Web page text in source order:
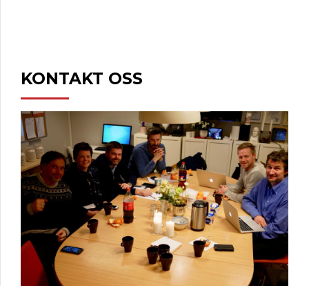
KONTAKT OSS